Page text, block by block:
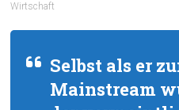
Wirtschaft
Selbst als er
Mainstream